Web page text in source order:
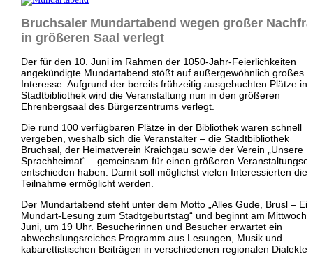
Bruchsaler Mundartabend wegen großer
in größeren Saal verlegt
Der für den 10. Juni im Rahmen der 1050-Jahr-Feierlichkeiten
angekündigte Mundartabend stößt auf außergewöhnlich großes
Interesse. Aufgrund der bereits frühzeitig ausgebuchten Plätze in
Stadtbibliothek wird die Veranstaltung nun in den größeren
Ehrenbergsaal des Bürgerzentrums verlegt.
Die rund 100 verfügbaren Plätze in der Bibliothek waren schnell
vergeben, weshalb sich die Veranstalter – die Stadtbibliothek
Bruchsal, der Heimatverein Kraichgau sowie der Verein „Unsere
Sprachheimat“ – gemeinsam für einen größeren
entschieden haben. Damit soll möglichst vielen Interessierten die
Teilnahme ermöglicht werden.
Der Mundartabend steht unter dem Motto „Alles Gude, Brusl –
Mundart-Lesung zum Stadtgeburtstag“ und beginnt am Mittwoch,
Juni, um 19 Uhr. Besucherinnen und Besucher erwartet ein
abwechslungsreiches Programm aus Lesungen, Musik und
kabarettistischen Beiträgen in verschiedenen regionalen